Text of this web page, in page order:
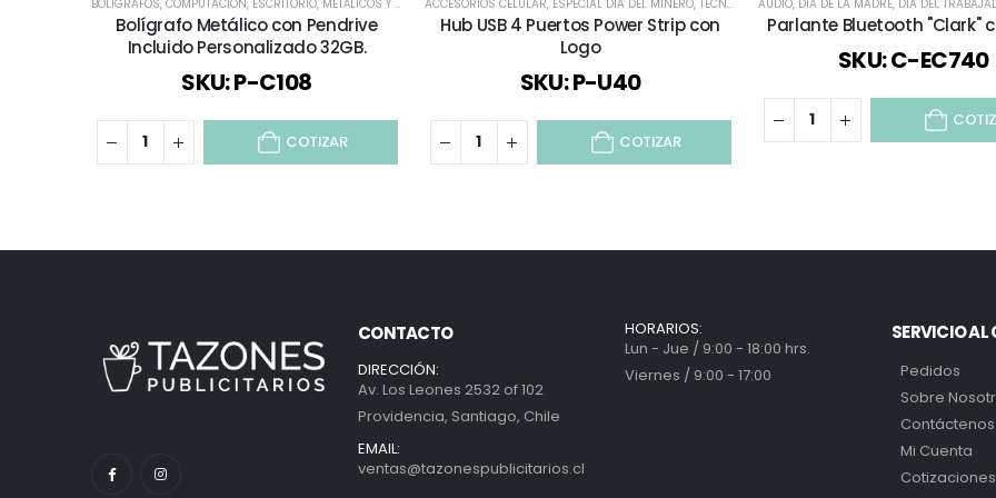
BOLÍGRAFOS, COMPUTACIÓN, ESCRITORIO, METÁLICOS Y EJECUTIVOS ,REGALOS PREMIUM,SELECCIÓN DÍA DEL PROFESOR TECNOLOGÍA / CELULAR / COMPUTACIÓN /
Bolígrafo Metálico con Pendrive
Incluido Personalizado 32GB.
SKU: P-C108
COTIZAR
ACCESORIOS CELULAR, ESPECIAL DÍA DEL MINERO, TECNOLOGÍA / CELULAR / COMPUTACIÓN / AUDIO
Hub USB 4 Puertos Power Strip con
Logo
SKU: P-U40
COTIZAR
AUDIO, DÍA DE LA MADRE, DÍA DEL
Parlante Bluetooth "Clark"
SKU: C-EC740
CONTACTO
DIRECCIÓN:
Av. Los Leones 2532 of 102
Providencia, Santiago, Chile
EMAIL:
ventas@tazonespublicitarios.cl
HORARIOS:
Lun - Jue / 9:00 - 18:00 hrs.
Viernes / 9:00 - 17:00
SERVICIO AL
Pedidos
Sobre
Contáctenos
Mi Cuenta
Cotizaciones